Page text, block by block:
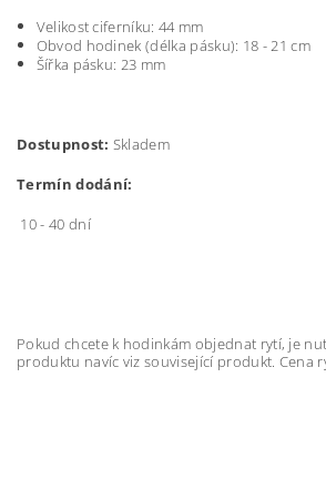
Velikost ciferníku: 44 mm
Obvod hodinek (délka pásku): 18 - 21 cm
Šířka pásku: 23 mm
Dostupnost: Skladem
Termín dodání:
10 - 40 dní
Pokud chcete k hodinkám objednat rytí, je
produktu navíc viz související produkt. Cena